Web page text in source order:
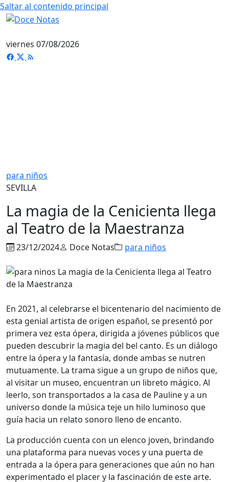
Saltar al contenido principal
viernes 07/08/2026
para niños
SEVILLA
La magia de la Cenicienta llega
al Teatro de la Maestranza
23/12/2024 Doce Notas para niños
En 2021, al celebrarse el bicentenario del nacimiento de
esta genial artista de origen español, se presentó por
primera vez esta ópera, dirigida a jóvenes públicos que
pueden descubrir la magia del bel canto. Es un diálogo
entre la ópera y la fantasía, donde ambas se nutren
mutuamente. La trama sigue a un grupo de niños que,
al visitar un museo, encuentran un libreto mágico. Al
leerlo, son transportados a la casa de Pauline y a un
universo donde la música teje un hilo luminoso que
guía hacia un relato sonoro lleno de encanto.
La producción cuenta con un elenco joven, brindando
una plataforma para nuevas voces y una puerta de
entrada a la ópera para generaciones que aún no han
experimentado el placer y la fascinación de este arte.